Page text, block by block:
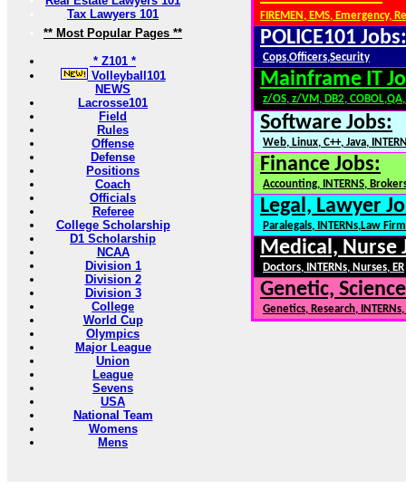
Tax Lawyers 101
** Most Popular Pages **
* Z101 *
Volleyball101
NEWS
Lacrosse101
Field
Rules
Offense
Defense
Positions
Coach
Officials
Referee
College Scholarship
D1 Scholarship
NCAA
Division 1
Division 2
Division 3
College
World Cup
Olympics
Major League
Union
League
Sevens
USA
National Team
Womens
Mens
FIREMEN, EMS, Emergency,
POLICE101 Jobs:
Cops,Officers,Security
Mainframe IT
z/OS, z/VM, DB2,
Software Jobs:
Web, Linux, C++, Java,
Finance Jobs:
Accounting, INTERNS,
Legal, Lawyer
Paralegals, INTERNs,Law
Medical, Nurse
Doctors, INTERNs, Nurses, ER
Genetic,
Genetics, Research,